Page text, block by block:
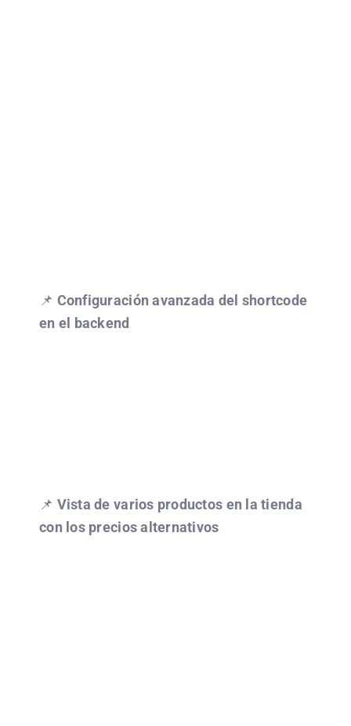
📌 Configuración avanzada del shortcode
en el backend
📌 Vista de varios productos en la tienda
con los precios alternativos